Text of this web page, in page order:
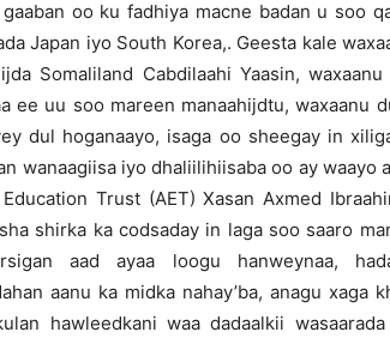
oo ku fadhiya macne badan u soo
Japan iyo South Korea,. Geesta kale
Somaliland Cabdilaahi Yaasin,
ee uu soo mareen manaahijdtu, waxaanu
dul hoganaayo, isaga oo sheegay in
wanaagiisa iyo dhaliilihiisaba oo ay
Trust (AET) Xasan Axmed
shirka ka codsaday in laga soo saaro
aad ayaa loogu hanweynaa,
aanu ka midka nahay’ba, anagu
hawleedkani waa dadaalkii